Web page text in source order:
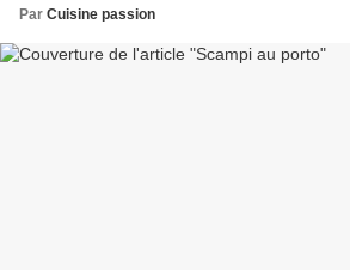
Par Cuisine passion